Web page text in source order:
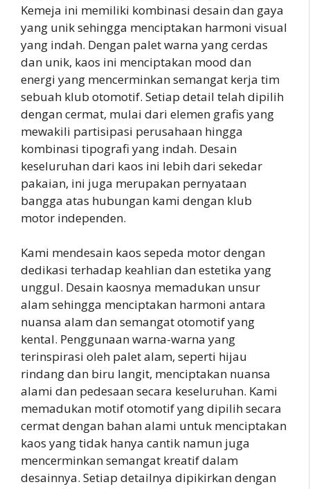
Kemeja ini memiliki kombinasi desain dan gaya
yang unik sehingga menciptakan harmoni visual
yang indah. Dengan palet warna yang cerdas
dan unik, kaos ini menciptakan mood dan
energi yang mencerminkan semangat kerja tim
sebuah klub otomotif. Setiap detail telah dipilih
dengan cermat, mulai dari elemen grafis yang
mewakili partisipasi perusahaan hingga
kombinasi tipografi yang indah. Desain
keseluruhan dari kaos ini lebih dari sekedar
pakaian, ini juga merupakan pernyataan
bangga atas hubungan kami dengan klub
motor independen.
Kami mendesain kaos sepeda motor dengan
dedikasi terhadap keahlian dan estetika yang
unggul. Desain kaosnya memadukan unsur
alam sehingga menciptakan harmoni antara
nuansa alam dan semangat otomotif yang
kental. Penggunaan warna-warna yang
terinspirasi oleh palet alam, seperti hijau
rindang dan biru langit, menciptakan nuansa
alami dan pedesaan secara keseluruhan. Kami
memadukan motif otomotif yang dipilih secara
cermat dengan bahan alami untuk menciptakan
kaos yang tidak hanya cantik namun juga
mencerminkan semangat kreatif dalam
desainnya. Setiap detailnya dipikirkan dengan